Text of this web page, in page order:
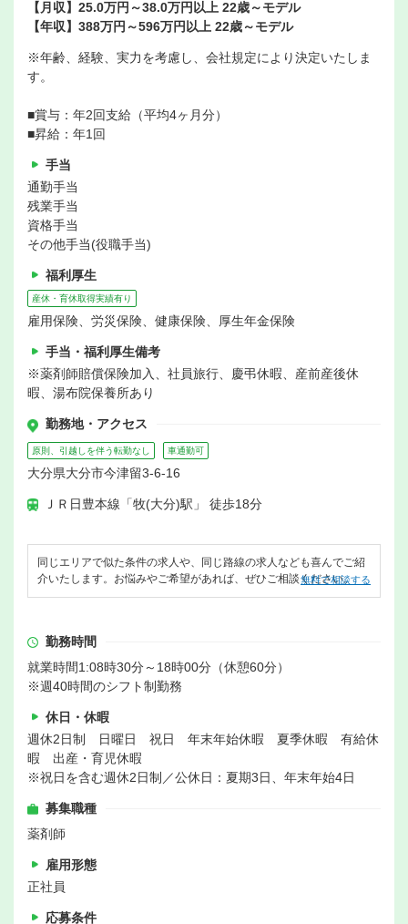
【月収】25.0万円～38.0万円以上 22歳～モデル
【年収】388万円～596万円以上 22歳～モデル
※年齢、経験、実力を考慮し、会社規定により決定いたしま
す。
■賞与：年2回支給（平均4ヶ月分）
■昇給：年1回
手当
通勤手当
残業手当
資格手当
その他手当(役職手当)
福利厚生
産休・育休取得実績有り
雇用保険、労災保険、健康保険、厚生年金保険
手当・福利厚生備考
※薬剤師賠償保険加入、社員旅行、慶弔休暇、産前産後休
暇、湯布院保養所あり
勤務地・アクセス
原則、引越しを伴う転勤なし 車通勤可
大分県大分市今津留3-6-16
ＪＲ日豊本線「牧(大分)駅」 徒歩18分
同じエリアで似た条件の求人や、同じ路線の求人なども喜んでご紹
介いたします。お悩みやご希望があれば、ぜひご相談ください。
無料で相談する
勤務時間
就業時間1:08時30分～18時00分（休憩60分）
※週40時間のシフト制勤務
休日・休暇
週休2日制 日曜日 祝日 年末年始休暇 夏季休暇 有給休
暇 出産・育児休暇
※祝日を含む週休2日制／公休日：夏期3日、年末年始4日
募集職種
薬剤師
雇用形態
正社員
応募条件